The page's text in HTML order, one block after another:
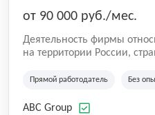
от 90 000 руб./мес.
Деятельность фирмы
на территории России,
культуре и
Прямой работодатель Без
ABC Group